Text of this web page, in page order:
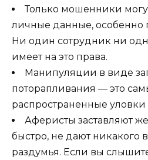
Только мошенники
личные данные, особенно
Ни один сотрудник ни
имеет на это права.
Манипуляции в виде
поторапливания — это
распространенные
Аферисты заставляют
быстро, не дают никакого
раздумья. Если вы